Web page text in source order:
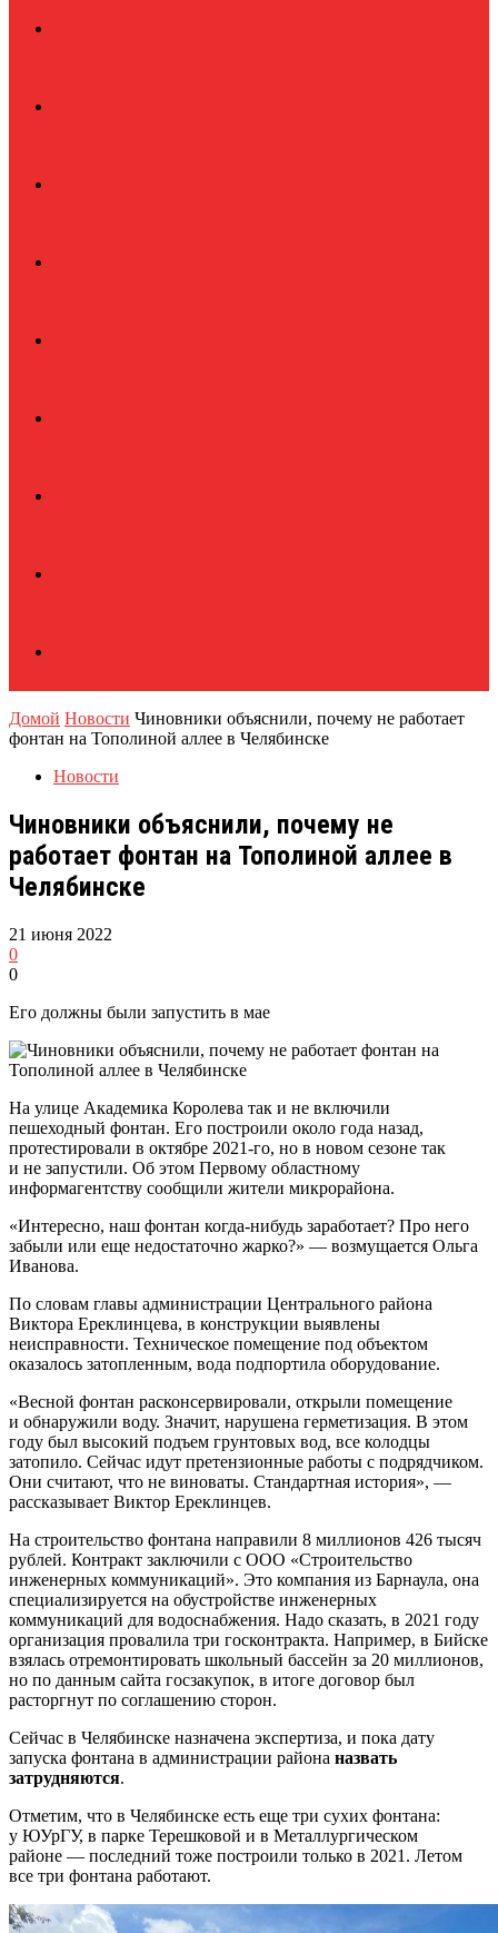
Домой Новости Чиновники объяснили, почему не работает
фонтан на Тополиной аллее в Челябинске
Новости
Чиновники объяснили, почему не
работает фонтан на Тополиной аллее в
Челябинске
21 июня 2022
0
0
Его должны были запустить в мае
На улице Академика Королева так и не включили
пешеходный фонтан. Его построили около года назад,
протестировали в октябре 2021-го, но в новом сезоне так
и не запустили. Об этом Первому областному
информагентству сообщили жители микрорайона.
«Интересно, наш фонтан когда-нибудь заработает? Про него
забыли или еще недостаточно жарко?» — возмущается Ольга
Иванова.
По словам главы администрации Центрального района
Виктора Ереклинцева, в конструкции выявлены
неисправности. Техническое помещение под объектом
оказалось затопленным, вода подпортила оборудование.
«Весной фонтан расконсервировали, открыли помещение
и обнаружили воду. Значит, нарушена герметизация. В этом
году был высокий подъем грунтовых вод, все колодцы
затопило. Сейчас идут претензионные работы с подрядчиком.
Они считают, что не виноваты. Стандартная история», —
рассказывает Виктор Ереклинцев.
На строительство фонтана направили 8 миллионов 426 тысяч
рублей. Контракт заключили с ООО «Строительство
инженерных коммуникаций». Это компания из Барнаула, она
специализируется на обустройстве инженерных
коммуникаций для водоснабжения. Надо сказать, в 2021 году
организация провалила три госконтракта. Например, в Бийске
взялась отремонтировать школьный бассейн за 20 миллионов,
но по данным сайта госзакупок, в итоге договор был
расторгнут по соглашению сторон.
Сейчас в Челябинске назначена экспертиза, и пока дату
запуска фонтана в администрации района назвать
затрудняются.
Отметим, что в Челябинске есть еще три сухих фонтана:
у ЮУрГУ, в парке Терешковой и в Металлургическом
районе — последний тоже построили только в 2021. Летом
все три фонтана работают.